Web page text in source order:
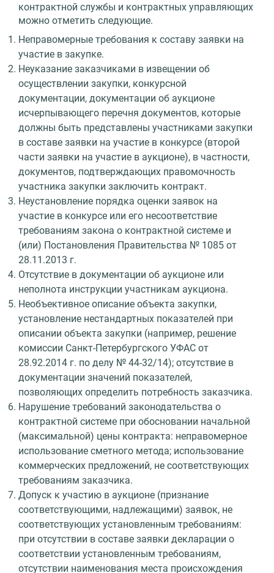
контрактной службы и контрактных управляющих
можно отметить следующие.
Неправомерные требования к составу заявки на
участие в закупке.
Неуказание заказчиками в извещении об
осуществлении закупки, конкурсной
документации, документации об аукционе
исчерпывающего перечня документов, которые
должны быть представлены участниками закупки
в составе заявки на участие в конкурсе (второй
части заявки на участие в аукционе), в частности,
документов, подтверждающих правомочность
участника закупки заключить контракт.
Неустановление порядка оценки заявок на
участие в конкурсе или его несоответствие
требованиям закона о контрактной системе и
(или) Постановления Правительства № 1085 от
28.11.2013 г.
Отсутствие в документации об аукционе или
неполнота инструкции участникам аукциона.
Необъективное описание объекта закупки,
установление нестандартных показателей при
описании объекта закупки (например, решение
комиссии Санкт-Петербургского УФАС от
28.92.2014 г. по делу № 44-32/14); отсутствие в
документации значений показателей,
позволяющих определить потребность заказчика.
Нарушение требований законодательства о
контрактной системе при обосновании начальной
(максимальной) цены контракта: неправомерное
использование сметного метода; использование
коммерческих предложений, не соответствующих
требованиям заказчика.
Допуск к участию в аукционе (признание
соответствующими, надлежащими) заявок, не
соответствующих установленным требованиям:
при отсутствии в составе заявки декларации о
соответствии установленным требованиям,
отсутствии наименования места происхождения